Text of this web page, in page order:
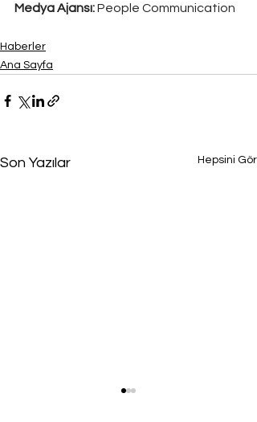
Medya Ajansı: People Communication
Haberler
Ana Sayfa
Son Yazılar Hepsini Gör